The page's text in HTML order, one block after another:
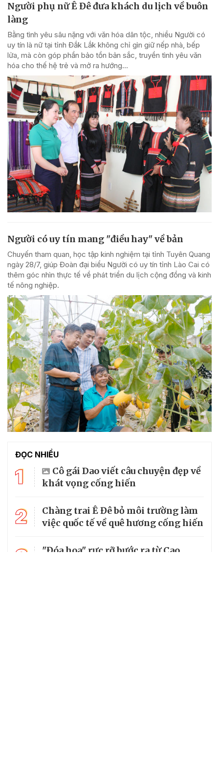
Người phụ nữ Ê Đê đưa khách du lịch về buôn
làng
Bằng tình yêu sâu nặng với văn hóa dân tộc, nhiều Người có
uy tín là nữ tại tỉnh Đắk Lắk không chỉ gìn giữ nếp nhà, bếp
lửa, mà còn góp phần bảo tồn bản sắc, truyền tình yêu văn
hóa cho thế hệ trẻ và mở ra hướng...
Người có uy tín mang "điều hay" về bản
Chuyến tham quan, học tập kinh nghiệm tại tỉnh Tuyên Quang
ngày 28/7, giúp Đoàn đại biểu Người có uy tín tỉnh Lào Cai có
thêm góc nhìn thực tế về phát triển du lịch cộng đồng và kinh
tế nông nghiệp.
ĐỌC NHIỀU
1
Cô gái Dao viết câu chuyện đẹp về
khát vọng cống hiến
2
Chàng trai Ê Đê bỏ môi trường làm
việc quốc tế về quê hương cống hiến
3
"Đóa hoa" rực rỡ bước ra từ Cao